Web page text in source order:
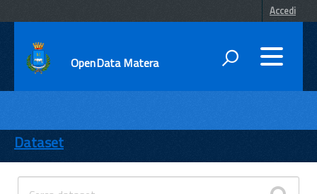
Accedi
OpenData Matera
ENTI
TEMI
INFORMAZIONI
Dataset